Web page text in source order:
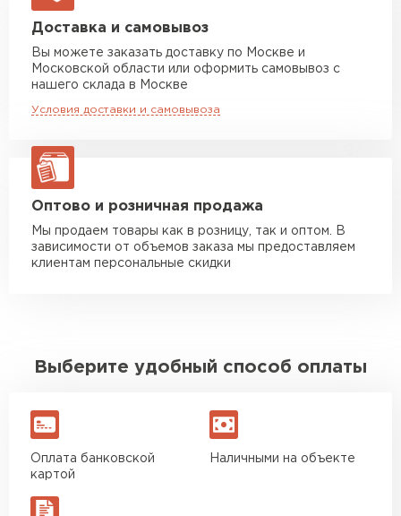
Манипулятор до 5 тн
Манипулятор до 10 тн
макс. длина груза 8 м
макс. длина груза 13,5 м
ЗАКАЗАТЬ С ДОСТАВКОЙ
Доставка и самовывоз
Вы можете заказать доставку по Москве и
Московской области или оформить самовывоз с
нашего склада в Москве
Условия доставки и самовывоза
Оптово и розничная продажа
Мы продаем товары как в розницу, так и оптом. В
зависимости от объемов заказа мы предоставляем
клиентам персональные скидки
Выберите удобный способ оплаты
Оплата банковской
картой
Наличными на объекте